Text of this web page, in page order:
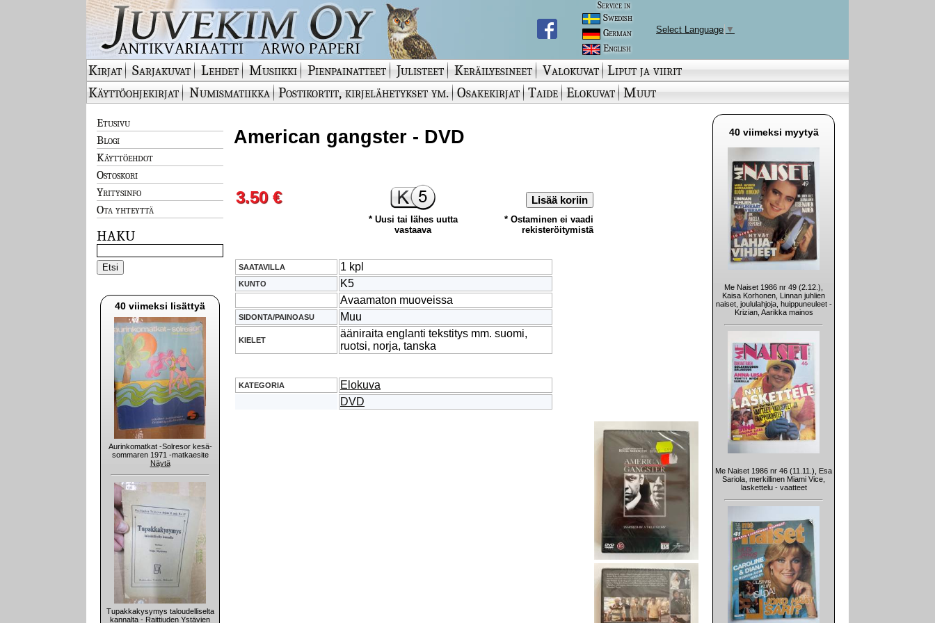
Service in
Swedish
German
English
Select Language ▼
Kirjat Sarjakuvat Lehdet Musiikki Pienpainatteet Julisteet Keräilyesineet Valokuvat Liput ja viirit
Käyttöohjekirjat
Numismatiikka Postikortit, kirjelähetykset ym. Osakekirjat Taide Elokuvat Muut
Etusivu
Blogi
Käyttöehdot
Ostoskori
Yritysinfo
Ota yhteyttä
HAKU
40 viimeksi lisättyä
Aurinkomatkat -Solresor kesä-
sommaren 1971 -matkaesite
Näytä
Tupakkakysymys taloudelliselta
kannalta - Raittiuden Ystävien
American gangster - DVD
3.50 € Lisää koriin
* Uusi tai lähes uutta
vastaava
* Ostaminen ei vaadi
rekisteröitymistä
SAATAVILLA 1 kpl
KUNTO
K5
Avaamaton muoveissa
SIDONTA/PAINOASU Muu
KIELET
ääniraita englanti tekstitys mm. suomi,
ruotsi, norja, tanska
KATEGORIA
Elokuva
DVD
40 viimeksi myytyä
Me Naiset 1986 nr 49 (2.12.),
Kaisa Korhonen, Linnan juhlien
naiset, joululahjoja, huippuneuleet -
Krizian, Aarikka mainos
Me Naiset 1986 nr 46 (11.11.), Esa
Sariola, merkillinen Miami Vice,
laskettelu - vaatteet